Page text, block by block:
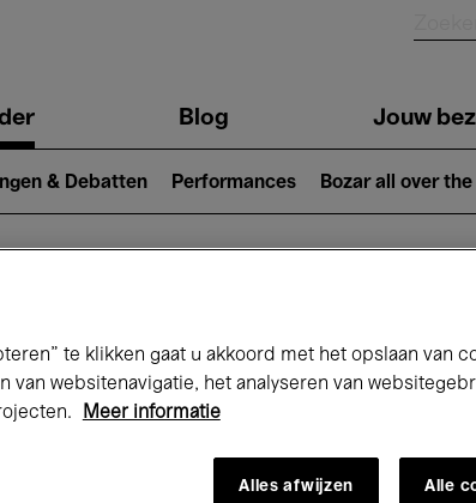
Blog Jouw
& Debatten Performances Bozar all over
bij Bozar
te klikken gaat u akkoord met het opslaan van
van websitenavigatie, het analyseren van
Meer informatie
Alles afwijzen Alle